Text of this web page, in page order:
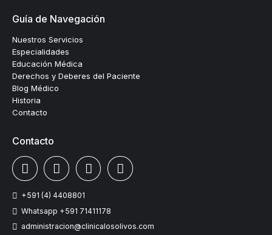
Guía de Navegación
Nuestros Servicios
Especialidades
Educación Médica
Derechos y Deberes del Paciente
Blog Médico
Historia
Contacto
Contacto
+591 (4) 4408801
Whatsapp +591 71411178
administracion@clinicalosolivos.com